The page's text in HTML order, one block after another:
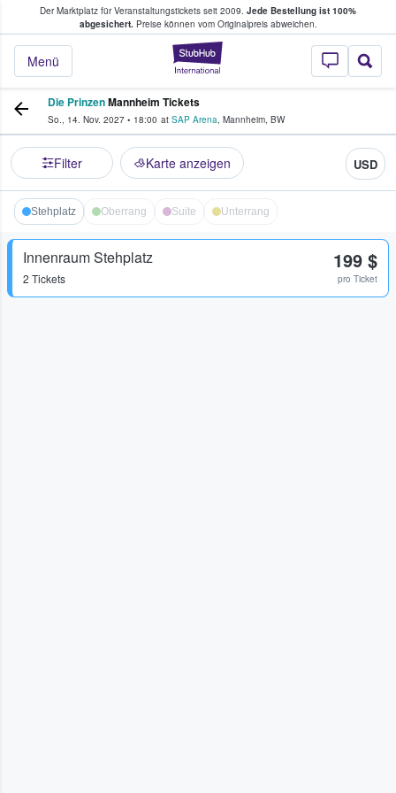
Der Marktplatz für Veranstaltungstickets seit 2009. Jede Bestellung ist 100%
abgesichert.Preise können vom Originalpreis abweichen.
StubHub - Wo
Menü
Tickets kaufen & verkaufen
Die PrinzenMannheim Tickets
So., 14. Nov. 2027 • 18:00 at SAP Arena, Mannheim, BW
Filter Karte anzeigen USD
Stehplatz Oberrang Suite Unterrang
Innenraum Stehplatz
2 Tickets
199 $
pro Ticket